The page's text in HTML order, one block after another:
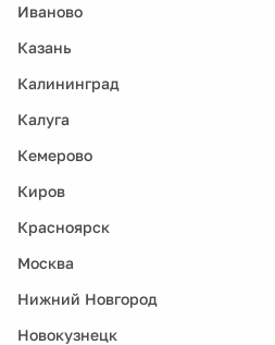
Иваново
Казань
Калининград
Калуга
Кемерово
Киров
Красноярск
Москва
Нижний Новгород
Новокузнецк